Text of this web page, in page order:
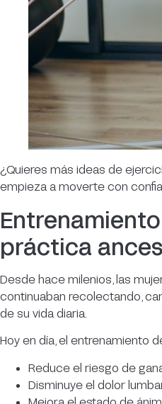
¿Quieres más ideas de
empieza a moverte con
práctica
Desde hace milenios, las
continuaban recolectando,
de su vida diaria.
Hoy en día, el entrenamiento
Reduce el riesgo de
Disminuye el dolor
Mejora el estado de